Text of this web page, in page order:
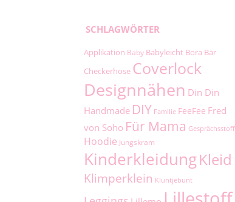
SCHLAGWÖRTER
Applikation Baby Babyleicht Bora Bär
Checkerhose Coverlock
Designnähen Din Din
Handmade DIY Familie FeeFee Fred
von Soho Für Mama Gesprächsstoff
Hoodie Jungskram
KinderkleidungKleid
Klimperklein Kluntjebunt